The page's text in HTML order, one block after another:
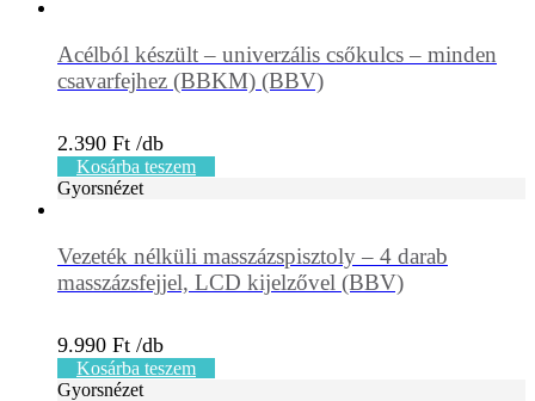
Acélból készült – univerzális csőkulcs – minden
csavarfejhez (BBKM) (BBV)
2.390 Ft
Kosárba teszem
Gyorsnézet
Vezeték nélküli masszázspisztoly – 4 darab
masszázsfejjel, LCD kijelzővel (BBV)
9.990 Ft
Kosárba teszem
Gyorsnézet